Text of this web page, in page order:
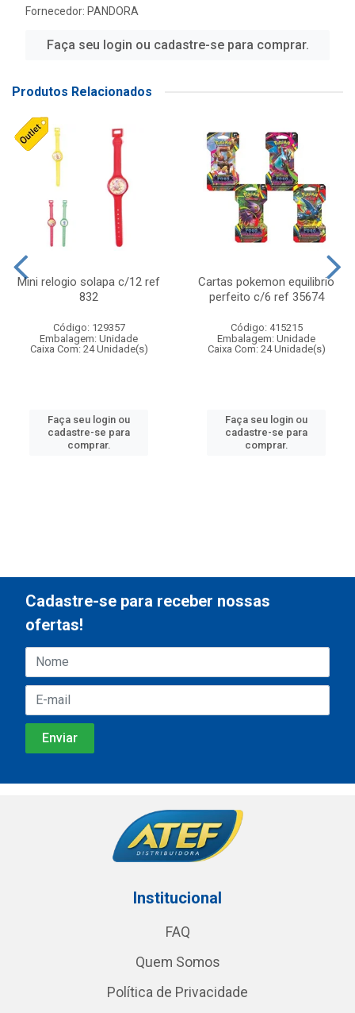
Fornecedor: PANDORA
Faça seu login ou cadastre-se para comprar.
Produtos Relacionados
Mini relogio solapa c/12 ref
832
Código: 129357
Embalagem: Unidade
Caixa Com: 24 Unidade(s)
Faça seu login ou
cadastre-se para
comprar.
Cartas pokemon equilibrio
perfeito c/6 ref 35674
Código: 415215
Embalagem: Unidade
Caixa Com: 24 Unidade(s)
Faça seu login ou
cadastre-se para
comprar.
Cadastre-se para receber nossas
ofertas!
Institucional
FAQ
Quem Somos
Política de Privacidade